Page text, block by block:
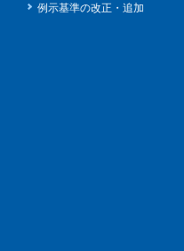
例示基準の改正・追加